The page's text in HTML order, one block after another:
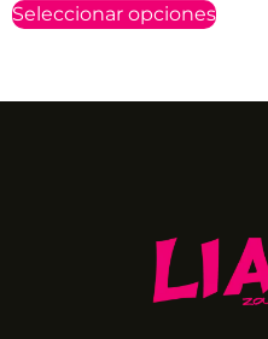
Seleccionar opciones